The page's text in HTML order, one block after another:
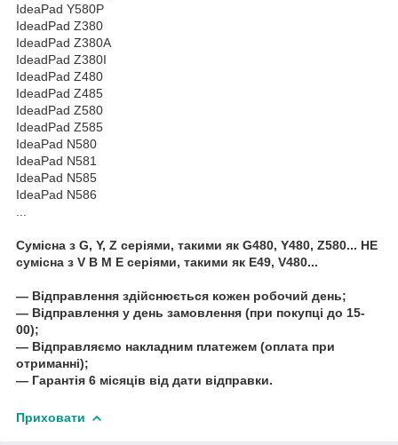
IdeaPad Y580P
IdeadPad Z380
IdeadPad Z380A
IdeadPad Z380I
IdeadPad Z480
IdeadPad Z485
IdeadPad Z580
IdeadPad Z585
IdeaPad N580
IdeaPad N581
IdeaPad N585
IdeaPad N586
Сумісна з G, Y, Z серіями, такими як G480, Y480, Z580... НЕ
сумісна з V B M E серіями, такими як E49, V480...
― Відправлення здійснюється кожен робочий день;
― Відправлення у день замовлення (при покупці до 15-
00);
― Відправляємо накладним платежем (оплата при
отриманні);
― Гарантія 6 місяців від дати відправки.
Приховати